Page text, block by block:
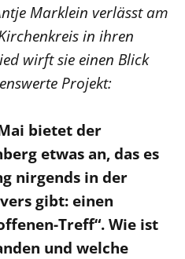
Marklein verlässt am
in ihren
wirft sie einen Blick
Projekt:
bietet der
etwas an, das es
nirgends in der
gibt: einen
Treff“. Wie ist
und welche